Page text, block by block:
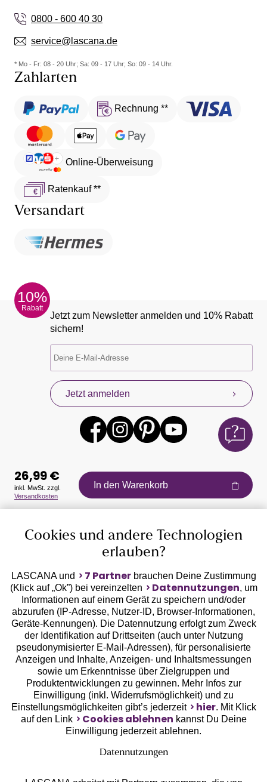
0800 - 600 40 30
service@lascana.de
* Mo - Fr: 08 - 20 Uhr; Sa: 09 - 17 Uhr; So: 09 - 14 Uhr.
Zahlarten
Rechnung **
Online-Überweisung
Ratenkauf **
Versandart
10%
Rabatt
Jetzt zum Newsletter anmelden und 10% Rabatt
sichern!
Jetzt anmelden
Auszeichnungen
Geprüfte Sicherheit
Unsere Apps
26,99 €
inkl. MwSt. zzgl.
Versandkosten
In den Warenkorb
Cookies und andere Technologien
erlauben?
LASCANA und 7 Partnerbrauchen Deine Zustimmung
(Klick auf „Ok”) bei vereinzelten
Datennutzungen, um
Informationen auf einem Gerät zu speichern und/oder
abzurufen (IP-Adresse, Nutzer-ID, Browser-Informationen,
Geräte-Kennungen). Die Datennutzung erfolgt zum Zweck
der Identifikation auf Drittseiten (auch unter Nutzung
pseudonymisierter E-Mail-Adressen), für personalisierte
Anzeigen und Inhalte, Anzeigen- und Inhaltsmessungen
sowie um Erkenntnisse über Zielgruppen und
Produktentwicklungen zu gewinnen. Mehr Infos zur
Einwilligung (inkl. Widerrufsmöglichkeit) und zu
Einstellungsmöglichkeiten gibt’s jederzeit
hier. Mit Klick
auf den Link
Cookies ablehnen kannst Du Deine
Einwilligung jederzeit ablehnen.
Datennutzungen